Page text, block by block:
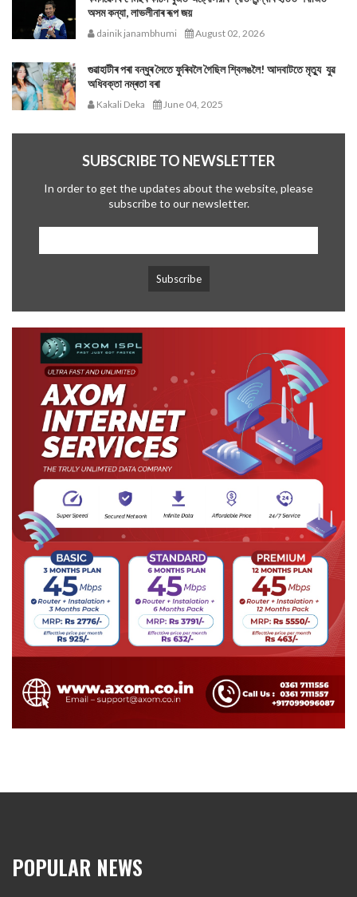
অসম কন্যা, লাভলীনাৰ ৰূপ জয়
dainik janambhumi August 02, 2026
গুৱাহাটীৰ পৰা বন্ধুৰ সৈতে ফুৰিবলৈ গৈছিল শ্বিলঙলৈ! আদবাটতে মৃত্যু যুৱ
অধিবক্তা নম্ৰতা বৰা
Kakali Deka June 04, 2025
SUBSCRIBE TO NEWSLETTER
In order to get the updates about the website, please
subscribe to our newsletter.
POPULAR NEWS